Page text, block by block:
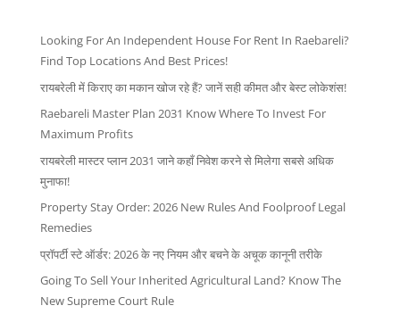
Looking For An Independent House For Rent In Raebareli?
Find Top Locations And Best Prices!
रायबरेली में किराए का मकान खोज रहे हैं? जानें सही कीमत और बेस्ट लोकेशंस!
Raebareli Master Plan 2031 Know Where To Invest For
Maximum Profits
रायबरेली मास्टर प्लान 2031 जाने कहाँ निवेश करने से मिलेगा सबसे अधिक
मुनाफा!
Property Stay Order: 2026 New Rules And Foolproof Legal
Remedies
प्रॉपर्टी स्टे ऑर्डर: 2026 के नए नियम और बचने के अचूक कानूनी तरीके
Going To Sell Your Inherited Agricultural Land? Know The
New Supreme Court Rule